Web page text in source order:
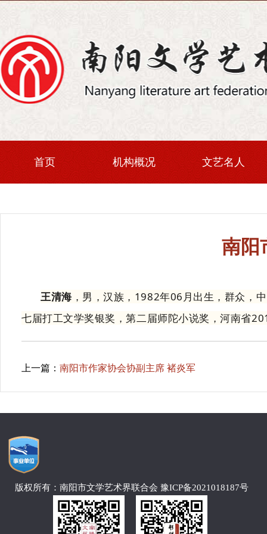
首页 机构概况 文艺名人
南阳
王清海 ，男，汉族，1982年06月出生，群众，
七届打工文学奖银奖，第二届师陀小说奖，河南省
上一篇： 南阳市作家协会协副主席 褚炎军
版权所有：南阳市文学艺术界联合会 豫ICP备2021018187号